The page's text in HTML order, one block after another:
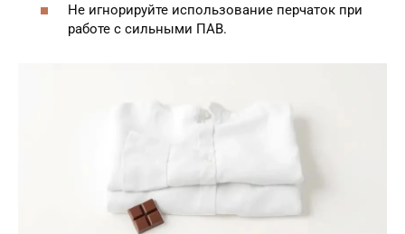
Не игнорируйте использование перчаток при
работе с сильными ПАВ.